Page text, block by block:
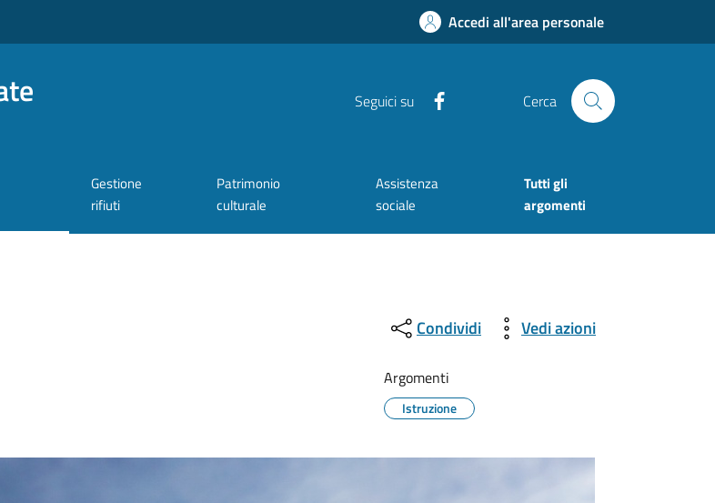
Accedi all'area personale
Seguici su Cerca
Gestione
rifiuti
Patrimonio
culturale
Assistenza
sociale
Tutti gli
argomenti
Condividi Vedi azioni
Argomenti
Istruzione